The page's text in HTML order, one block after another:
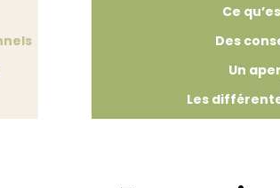
Ce
Des
Un
Les